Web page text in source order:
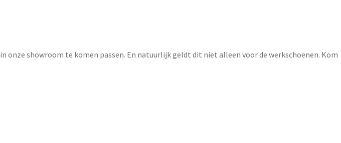
onze showroom te komen passen. En natuurlijk geldt dit niet alleen voor de werkschoenen. Kom